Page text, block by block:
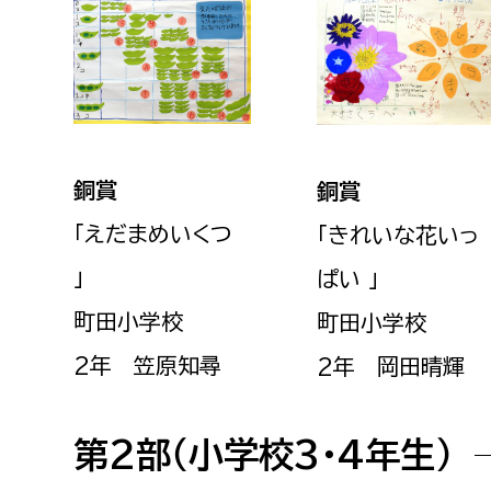
建築課
経営総務課
給排水業務課
水道整備課
下水道整備課
浄水管理課
保健給
農業委員会事務局 議会総
銅賞
「えだまめいくつ
」
町田小学校
2年 笠原知尋
銅賞
「きれいな花いっ
ぱい 」
町田小学校
2年 岡田晴輝
第2部（小学校3・4年生）